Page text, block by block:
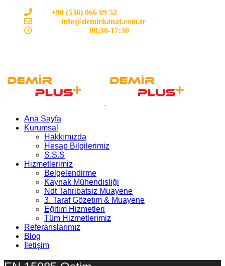
+90 (536) 066 09 52
info@demirkanat.com.tr
08:30-17:30
Ana Sayfa
Kurumsal
Hakkımızda
Hesap Bilgilerimiz
S.S.S
Hizmetlerimiz
Belgelendirme
Kaynak Mühendisliği
Ndt Tahribatsiz Muayene
3. Taraf Gözetim & Muayene
Eğitim Hizmetleri
Tüm Hizmetlerimiz
Referanslarımız
Blog
İletişim